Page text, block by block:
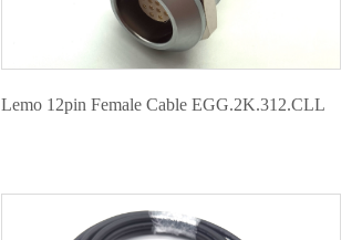
Lemo 12pin Female Cable EGG.2K.312.CLL